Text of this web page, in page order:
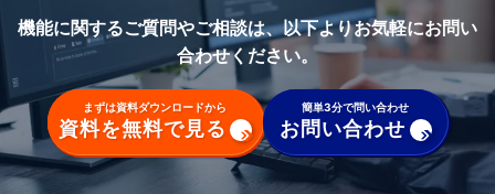
機能に関するご質問やご相談は、以下よりお気軽にお問い
合わせください。
まずは資料ダウンロードから
資料を無料で見る
簡単3分で問い合わせ
お問い合わせ